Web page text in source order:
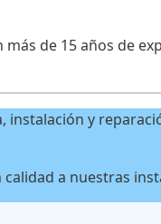
de 15 años de
y
a nuestras